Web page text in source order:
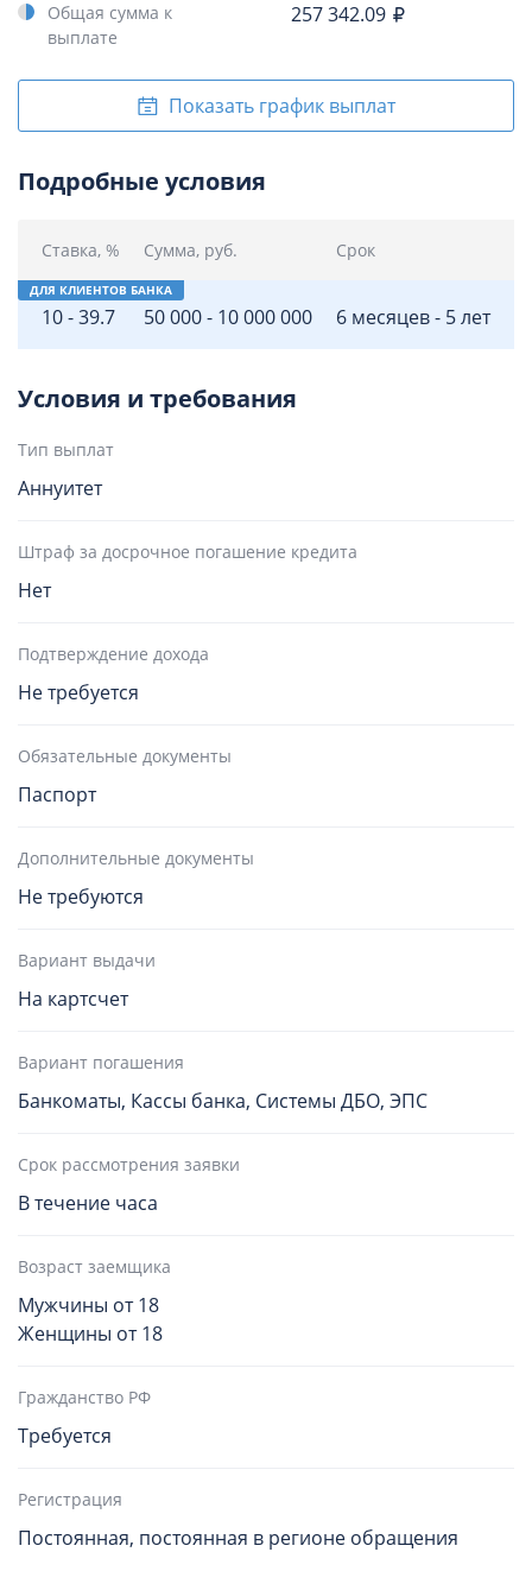
Общая сумма к
выплате
257 342.09
Показать график выплат
Подробные условия
Ставка, % Сумма, руб. Срок
10 - 39.7 50 000 - 10 000 000 6 месяцев - 5 лет
Условия и требования
Тип выплат
Аннуитет
Штраф за досрочное погашение кредита
Нет
Подтверждение дохода
Не требуется
Обязательные документы
Паспорт
Дополнительные документы
Не требуются
Вариант выдачи
На картсчет
Вариант погашения
Банкоматы, Кассы банка, Системы ДБО, ЭПС
Срок рассмотрения заявки
В течение часа
Возраст заемщика
Мужчины от 18
Женщины от 18
Гражданство РФ
Требуется
Регистрация
Постоянная, постоянная в регионе обращения